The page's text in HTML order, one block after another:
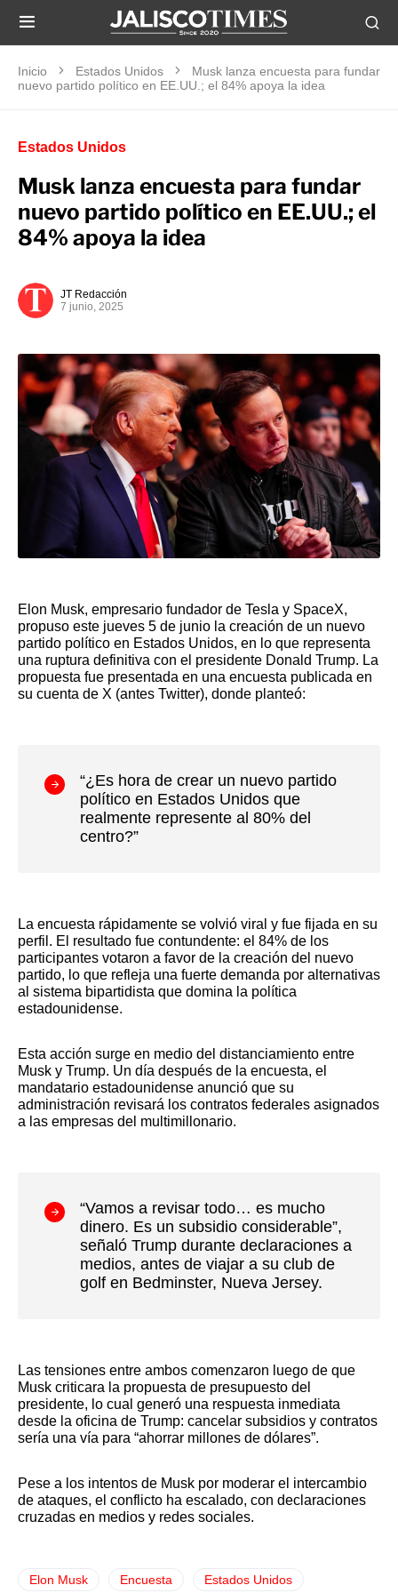
Inicio Estados Unidos
Musk lanza encuesta para fundar
nuevo partido político en EE.UU.; el 84% apoya la idea
Estados Unidos
Musk lanza encuesta para fundar
nuevo partido político en EE.UU.; el
84% apoya la idea
JT Redacción
7 junio, 2025
Elon Musk, empresario fundador de Tesla y SpaceX,
propuso este jueves 5 de junio la creación de un nuevo
partido político en Estados Unidos, en lo que representa
una ruptura definitiva con el presidente Donald Trump. La
propuesta fue presentada en una encuesta publicada en
su cuenta de X (antes Twitter), donde planteó:
“¿Es hora de crear un nuevo partido
político en Estados Unidos que
realmente represente al 80% del
centro?”
La encuesta rápidamente se volvió viral y fue fijada en su
perfil. El resultado fue contundente: el 84% de los
participantes votaron a favor de la creación del nuevo
partido, lo que refleja una fuerte demanda por alternativas
al sistema bipartidista que domina la política
estadounidense.
Esta acción surge en medio del distanciamiento entre
Musk y Trump. Un día después de la encuesta, el
mandatario estadounidense anunció que su
administración revisará los contratos federales asignados
a las empresas del multimillonario.
“Vamos a revisar todo… es mucho
dinero. Es un subsidio considerable”,
señaló Trump durante declaraciones a
medios, antes de viajar a su club de
golf en Bedminster, Nueva Jersey.
Las tensiones entre ambos comenzaron luego de que
Musk criticara la propuesta de presupuesto del
presidente, lo cual generó una respuesta inmediata
desde la oficina de Trump: cancelar subsidios y contratos
sería una vía para “ahorrar millones de dólares”.
Pese a los intentos de Musk por moderar el intercambio
de ataques, el conflicto ha escalado, con declaraciones
cruzadas en medios y redes sociales.
Elon Musk Encuesta Estados Unidos